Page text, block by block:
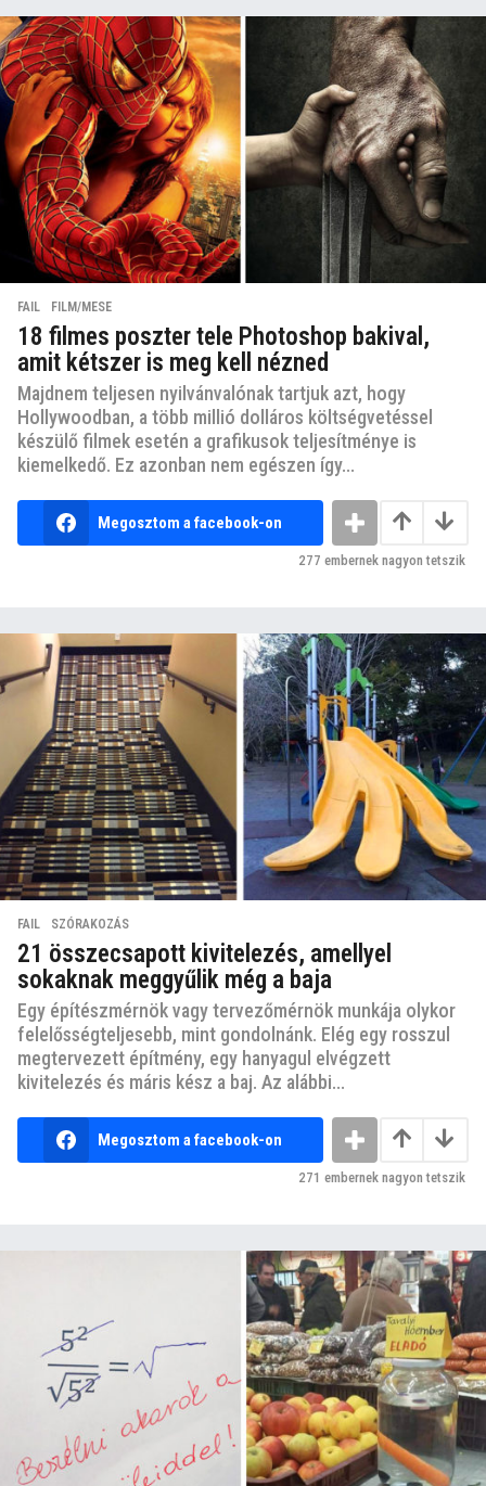
FAIL ,FILM/MESE
18 filmes poszter tele Photoshop bakival,
amit kétszer is meg kell nézned
Majdnem teljesen nyilvánvalónak tartjuk azt, hogy
Hollywoodban, a több millió dolláros költségvetéssel
készülő filmek esetén a grafikusok teljesítménye is
kiemelkedő. Ez azonban nem egészen így...
Megosztom a facebook-on
277 embernek nagyon tetszik
FAIL ,SZÓRAKOZÁS
21 összecsapott kivitelezés, amellyel
sokaknak meggyűlik még a baja
Egy építészmérnök vagy tervezőmérnök munkája olykor
felelősségteljesebb, mint gondolnánk. Elég egy rosszul
megtervezett építmény, egy hanyagul elvégzett
kivitelezés és máris kész a baj. Az alábbi...
Megosztom a facebook-on
271 embernek nagyon tetszik